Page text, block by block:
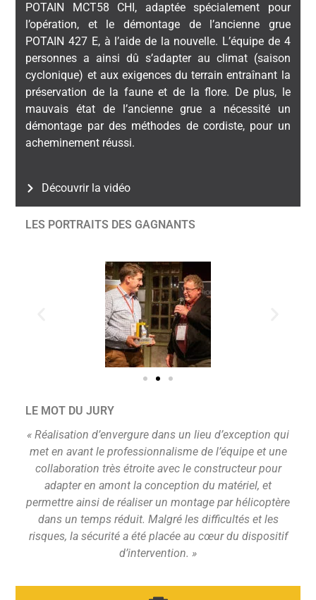
POTAIN MCT58 CHI, adaptée spécialement pour
l’opération, et le démontage de l’ancienne grue
POTAIN 427 E, à l’aide de la nouvelle. L’équipe de 4
personnes a ainsi dû s’adapter au climat (saison
cyclonique) et aux exigences du terrain entraînant la
préservation de la faune et de la flore. De plus, le
mauvais état de l’ancienne grue a nécessité un
démontage par des méthodes de cordiste, pour un
acheminement réussi.
Découvrir la vidéo
LES PORTRAITS DES GAGNANTS
LE MOT DU JURY
« Réalisation d’envergure dans un lieu d’exception qui
met en avant le professionnalisme de l’équipe et une
collaboration très étroite avec le constructeur pour
adapter en amont la conception du matériel, et
permettre ainsi de réaliser un montage par hélicoptère
dans un temps réduit. Malgré les difficultés et les
risques, la sécurité a été placée au cœur du dispositif
d’intervention. »